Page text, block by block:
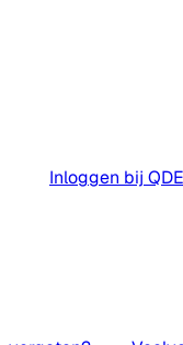
Inloggen bij QDE